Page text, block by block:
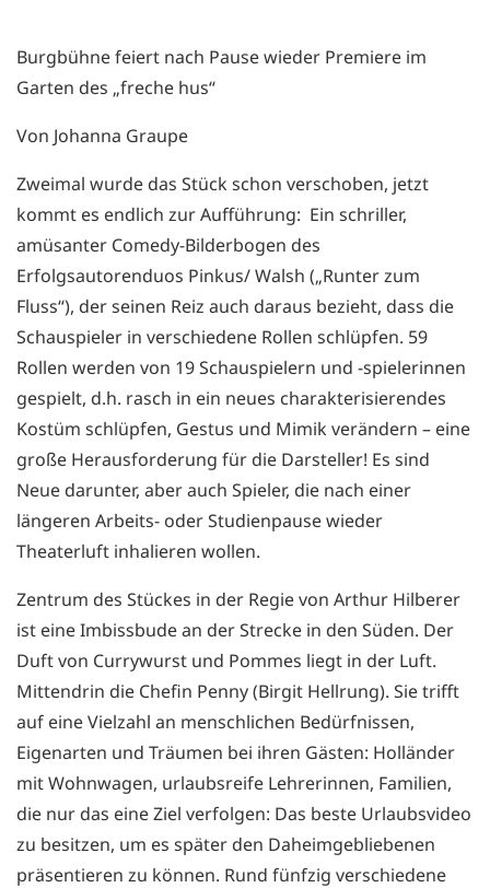
Burgbühne feiert nach Pause wieder Premiere im
Garten des „freche hus“
Von Johanna Graupe
Zweimal wurde das Stück schon verschoben, jetzt
kommt es endlich zur Aufführung: Ein schriller,
amüsanter Comedy-Bilderbogen des
Erfolgsautorenduos Pinkus/ Walsh („Runter zum
Fluss“), der seinen Reiz auch daraus bezieht, dass die
Schauspieler in verschiedene Rollen schlüpfen. 59
Rollen werden von 19 Schauspielern und -spielerinnen
gespielt, d.h. rasch in ein neues charakterisierendes
Kostüm schlüpfen, Gestus und Mimik verändern – eine
große Herausforderung für die Darsteller! Es sind
Neue darunter, aber auch Spieler, die nach einer
längeren Arbeits- oder Studienpause wieder
Theaterluft inhalieren wollen.
Zentrum des Stückes in der Regie von Arthur Hilberer
ist eine Imbissbude an der Strecke in den Süden. Der
Duft von Currywurst und Pommes liegt in der Luft.
Mittendrin die Chefin Penny (Birgit Hellrung). Sie trifft
auf eine Vielzahl an menschlichen Bedürfnissen,
Eigenarten und Träumen bei ihren Gästen: Holländer
mit Wohnwagen, urlaubsreife Lehrerinnen, Familien,
die nur das eine Ziel verfolgen: Das beste Urlaubsvideo
zu besitzen, um es später den Daheimgebliebenen
präsentieren zu können. Rund fünfzig verschiedene